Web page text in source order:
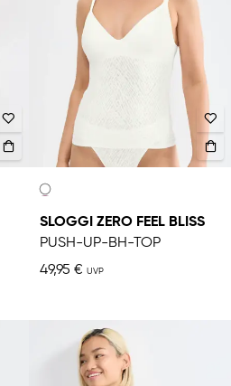
SLOGGI ZERO FEEL BLISS
PUSH-UP-BH-TOP
49,95 €